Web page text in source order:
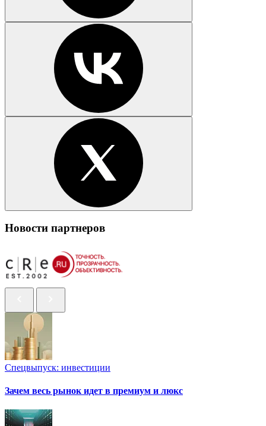
Новости партнеров
Спецвыпуск: инвестиции
Зачем весь рынок идет в премиум и люкс